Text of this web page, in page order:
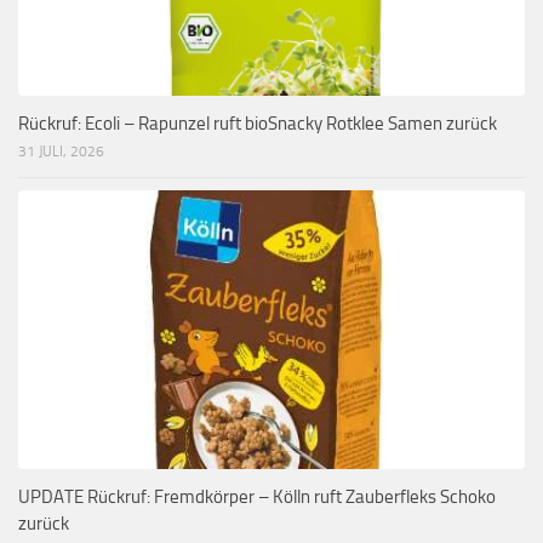
Rückruf: Ecoli – Rapunzel ruft bioSnacky Rotklee Samen zurück
31 JULI, 2026
UPDATE Rückruf: Fremdkörper – Kölln ruft Zauberfleks Schoko
zurück